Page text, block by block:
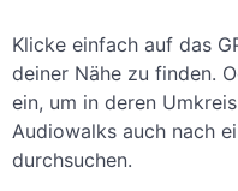
Klicke einfach auf das
deiner Nähe zu finden.
ein, um in deren
Audiowalks auch nach
durchsuchen.